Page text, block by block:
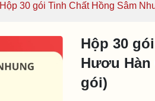
Hộp 30 gói Tinh Chất Hồng Sâm
Hộp 30
Hươu Hàn
gói)